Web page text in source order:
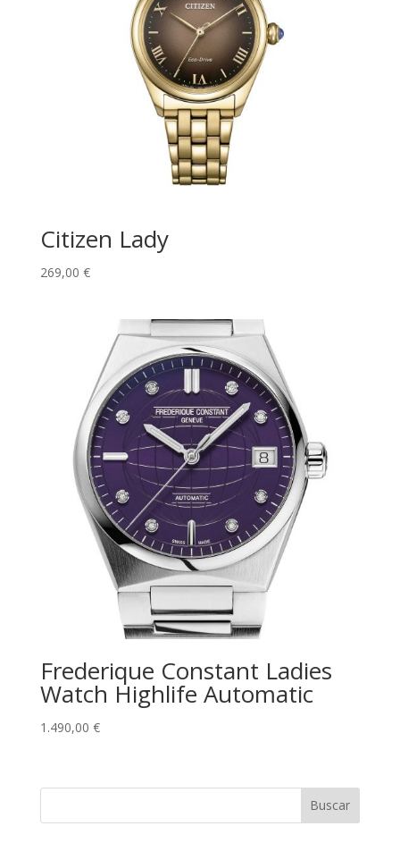
Citizen Lady
269,00 €
Frederique Constant Ladies
Watch Highlife Automatic
1.490,00 €
Buscar